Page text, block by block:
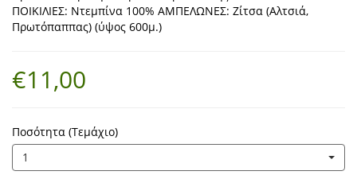
ΠΟΙΚΙΛΙΕΣ: Ντεμπίνα 100% ΑΜΠΕΛΩΝΕΣ: Ζίτσα (Αλτσιά,
Πρωτόπαππας) (ύψος 600μ.)
€11,00
Ποσότητα (Τεμάχιο)
1